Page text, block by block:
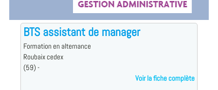
BTS assistant de manager
Formation en alternance
Roubaix cedex
(59) -
Voir la fiche complète